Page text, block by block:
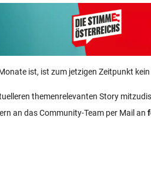
ist, ist zum jetzigen Zeitpunkt
themenrelevanten Story
an das Community-Team per Mail an